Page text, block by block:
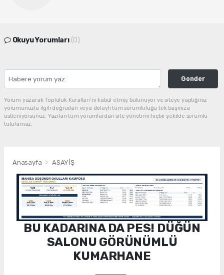
Okuyu Yorumları (0)
Gonder
Yorum yazarak Topluluk Kuralları’nı kabul etmiş bulunuyor ve siteye yaptığınız
yorumunuzla ilgili doğrudan veya dolaylı tüm sorumluluğu tek başınıza
üstleniyorsunuz. Yazılan tüm yorumlardan site yönetimi hiçbir şekilde sorumlu
tutulamaz.
Anasayfa ASAYİŞ
BU KADARINA DA PES! DÜĞÜN
SALONU GÖRÜNÜMLÜ
KUMARHANE